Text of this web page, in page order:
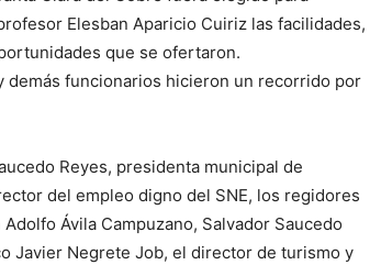
Elesban Aparicio Cuiriz las facilidades,
que se ofertaron.
funcionarios hicieron un recorrido por
Reyes, presidenta municipal de
del empleo digno del SNE, los regidores
Ávila Campuzano, Salvador Saucedo
Javier Negrete Job, el director de turismo y